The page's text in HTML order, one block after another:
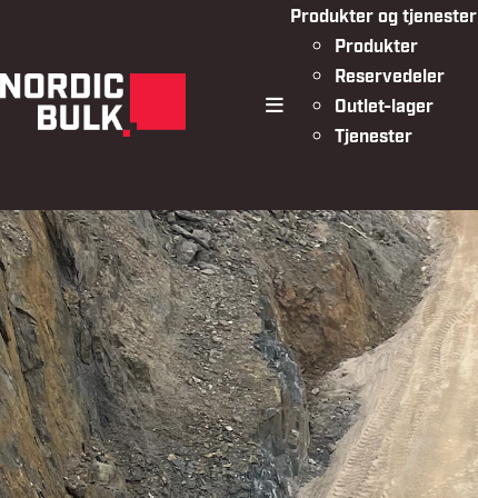
meny
Produkter og tjenester
Produkter
Reservedeler
Outlet-lager
Tjenester